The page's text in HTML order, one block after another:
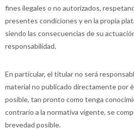
fines ilegales o no autorizados,
presentes condiciones y en la propia
siendo las consecuencias de su
responsabilidad.
En particular, el titular no será
material no publicado directamente por
posible, tan pronto como tenga
contrario a la normativa vigente, se
brevedad posible.